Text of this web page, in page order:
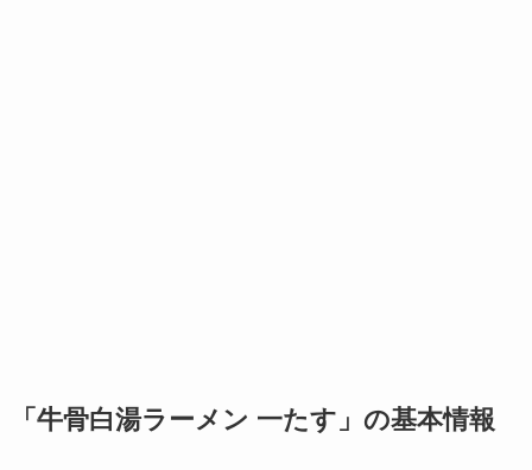
「牛骨白湯ラーメン 一たす」の基本情報